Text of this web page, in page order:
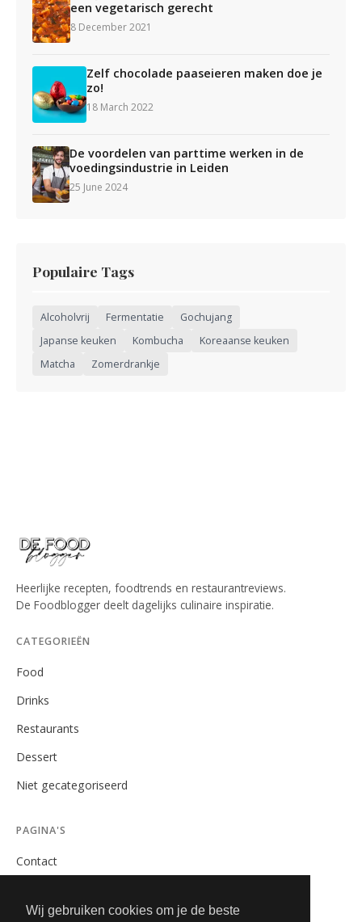
Wij gebruiken cookies om je de beste
een vegetarisch gerecht
8 December 2021
Zelf chocolade paaseieren maken doe je
zo!
18 March 2022
De voordelen van parttime werken in de
voedingsindustrie in Leiden
25 June 2024
Populaire Tags
Alcoholvrij Fermentatie
Gochujang
Japanse keuken
Kombucha
Koreaanse keuken
Matcha
Zomerdrankje
Heerlijke recepten, foodtrends en restaurantreviews.
De Foodblogger deelt dagelijks culinaire inspiratie.
CATEGORIEËN
Food
Drinks
Restaurants
Dessert
Niet gecategoriseerd
PAGINA'S
Contact
Algemene Voorwaarden